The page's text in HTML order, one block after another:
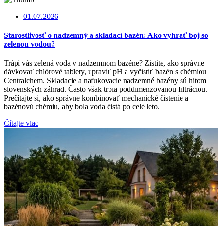
01.07.2026
Starostlivosť o nadzemný a skladací bazén: Ako vyhrať boj so
zelenou vodou?
Trápi vás zelená voda v nadzemnom bazéne? Zistite, ako správne
dávkovať chlórové tablety, upraviť pH a vyčistiť bazén s chémiou
Centralchem. Skladacie a nafukovacie nadzemné bazény sú hitom
slovenských záhrad. Často však trpia poddimenzovanou filtráciou.
Prečítajte si, ako správne kombinovať mechanické čistenie a
bazénovú chémiu, aby bola voda čistá po celé leto.
Čítajte viac